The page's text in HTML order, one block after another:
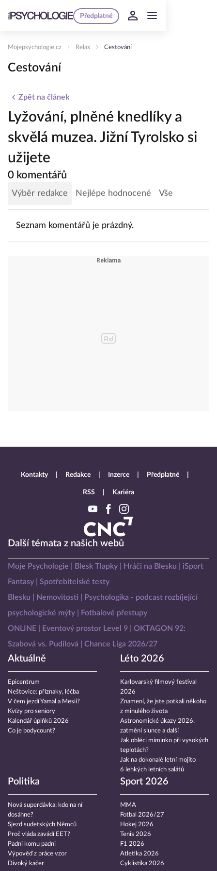
Předplatné
Mojepsychologie.cz Relax Cestování
Cestování
Zpět na článek
Lyžování, plněné knedlíky a
skvělá muzea. Jižní Tyrolsko si
užijete
0 komentářů
Výběr redakce Nejlépe hodnocené Vše
Seznam komentářů je prázdný.
Další témata z našich webů
Moje Psychologie Blesk Tlapky Hráči na Blesku
iSport
Fantasy
Spotřebitelské testy
Blesku
Nemovitosti
Psychologika - podcast rozbíjející
psychologické mýty
Fotbalové přestupy
ONLINE
Eventový prostor Level 9
OKTAGON 92:
Szabová vs. Pudilová
Chance Liga 2026/27
Aktuálně
Epicentrum
Neštovice: příznaky, léčba
V čem jezdí Yamal a Mesii?
Kvízy pro seniory
Kalendář úplňků 2026
Co je bodycount?
Léto 2026
Karlovarský filmový festival
2026
Znamení, že jste potkali někoho
z minulého života
Astronomické úkazy 2026:
zatmění slunce a další
Jak obléci miminko při vysokých
teplotách?
Jak na dokonalé letní mojito
6 lehkých letních salátů
Politika
Nová superdávka: kdo na ní
dosáhne?
Sjezd sudetských Němců
Proč vláda zavádí EET?
Padni komu padni
Výpověď z práce vzor
Divoký kačer
Sport 2026
MMA
Fotbal 2026/27
Hokej 2026
Tenis 2026
F1 2026
Atletika 2026
Cyklistika 2026
Kontakty Redakce Inzerce Předplatné
RSS Kariéra